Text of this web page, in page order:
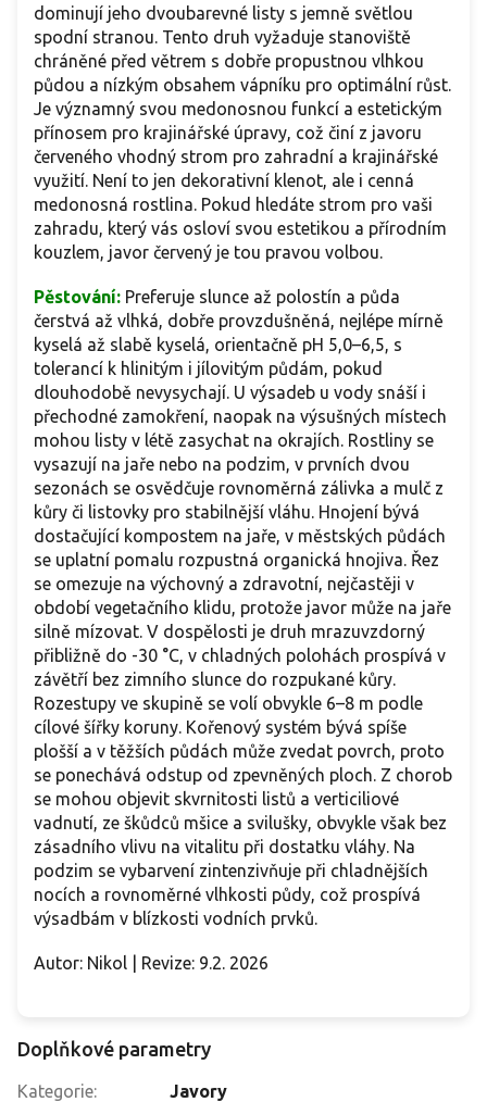
dominují jeho dvoubarevné listy s jemně světlou
spodní stranou. Tento druh vyžaduje stanoviště
chráněné před větrem s dobře propustnou vlhkou
půdou a nízkým obsahem vápníku pro optimální růst.
Je významný svou medonosnou funkcí a estetickým
přínosem pro krajinářské úpravy, což činí z javoru
červeného vhodný strom pro zahradní a krajinářské
využití. Není to jen dekorativní klenot, ale i cenná
medonosná rostlina. Pokud hledáte strom pro vaši
zahradu, který vás osloví svou estetikou a přírodním
kouzlem, javor červený je tou pravou volbou.
Pěstování: Preferuje slunce až polostín a půda
čerstvá až vlhká, dobře provzdušněná, nejlépe mírně
kyselá až slabě kyselá, orientačně pH 5,0–6,5, s
tolerancí k hlinitým i jílovitým půdám, pokud
dlouhodobě nevysychají. U výsadeb u vody snáší i
přechodné zamokření, naopak na výsušných místech
mohou listy v létě zasychat na okrajích. Rostliny se
vysazují na jaře nebo na podzim, v prvních dvou
sezonách se osvědčuje rovnoměrná zálivka a mulč z
kůry či listovky pro stabilnější vláhu. Hnojení bývá
dostačující kompostem na jaře, v městských půdách
se uplatní pomalu rozpustná organická hnojiva. Řez
se omezuje na výchovný a zdravotní, nejčastěji v
období vegetačního klidu, protože javor může na jaře
silně mízovat. V dospělosti je druh mrazuvzdorný
přibližně do -30 °C, v chladných polohách prospívá v
závětří bez zimního slunce do rozpukané kůry.
Rozestupy ve skupině se volí obvykle 6–8 m podle
cílové šířky koruny. Kořenový systém bývá spíše
plošší a v těžších půdách může zvedat povrch, proto
se ponechává odstup od zpevněných ploch. Z chorob
se mohou objevit skvrnitosti listů a verticiliové
vadnutí, ze škůdců mšice a svilušky, obvykle však bez
zásadního vlivu na vitalitu při dostatku vláhy. Na
podzim se vybarvení zintenzivňuje při chladnějších
nocích a rovnoměrné vlhkosti půdy, což prospívá
výsadbám v blízkosti vodních prvků.
Autor: Nikol | Revize: 9.2. 2026
Doplňkové parametry
Kategorie:
Javory